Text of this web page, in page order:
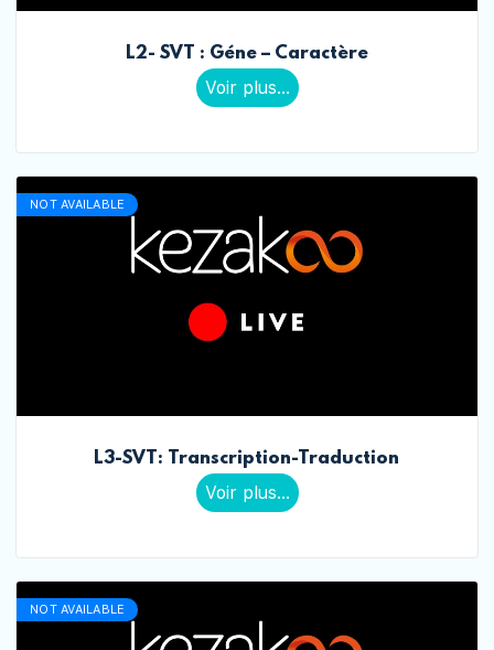
L2- SVT : Géne – Caractère
Voir plus...
NOT AVAILABLE
L3-SVT: Transcription-Traduction
Voir plus...
NOT AVAILABLE